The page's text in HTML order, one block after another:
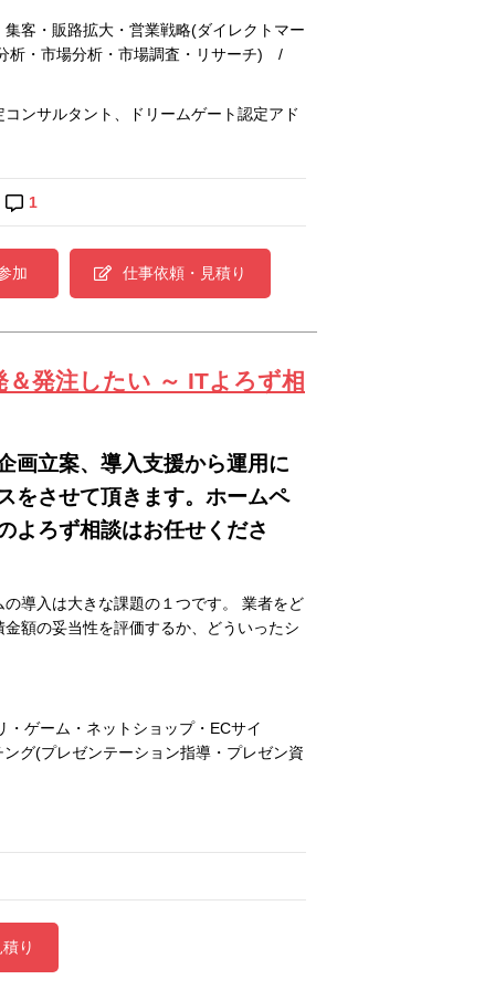
客・販路拡大・営業戦略(ダイレクトマー
析・市場分析・市場調査・リサーチ) /
ンサルタント、ドリームゲート認定アド
1
加 仕事依頼・見積り
発注したい ～ ITよろず相
画立案、導入支援から運用に
をさせて頂きます。ホームペ
よろず相談はお任せくださ
導入は大きな課題の１つです。 業者をど
額の妥当性を評価するか、どういったシ
ゲーム・ネットショップ・ECサイ
(プレゼンテーション指導・プレゼン資
り